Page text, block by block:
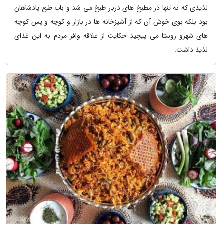
لذیذی که نه تنها در مطبخ های دربار طبخ می شد و باب طبع پادشاهان
بود بلکه بوی خوش آن که از آشپزخانه ها در بازار و کوچه و پس کوچه
های شهرو روستا می پیچید حکایت از علاقه وافر مردم به این غذای
لذیذ داشت.